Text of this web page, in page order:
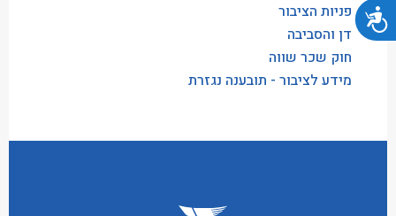
נגישות
פניות הציבור
דן והסביבה
חוק שכר שווה
מידע לציבור - תובענה נגזרת